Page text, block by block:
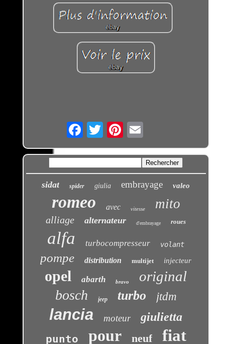
Email
sidat spider giulia embrayage valeo
romeo avec vitesse mito
alliage alternateur d'embrayage roues
alfa turbocompresseur volant
pompe distribution multijet injecteur
opel abarth bravo original
bosch jeep turbo jtdm
lancia moteur giulietta
punto pour neuf fiat